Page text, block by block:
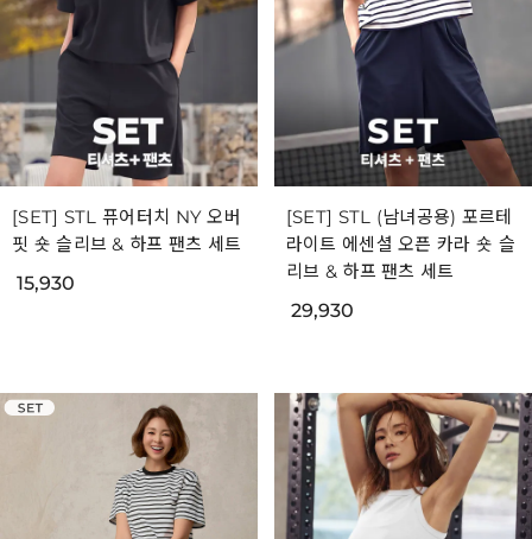
[SET] STL 퓨어터치 NY 오버
핏 숏 슬리브 & 하프 팬츠 세트
15,930
[SET] STL (남녀공용) 포르테
라이트 에센셜 오픈 카라 숏 슬
리브 & 하프 팬츠 세트
29,930